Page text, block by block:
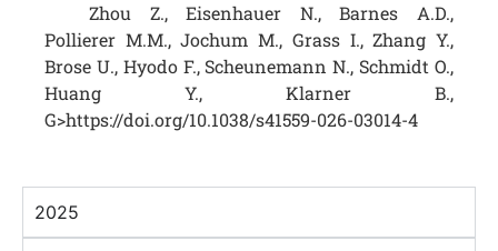
Zhou Z., Eisenhauer N., Barnes A.D.,
Pollierer M.M., Jochum M., Grass I., Zhang Y.,
Brose U., Hyodo F., Scheunemann N., Schmidt O.,
Huang Y., Klarner B.,
G>https://doi.org/10.1038/s41559-026-03014-4
2025